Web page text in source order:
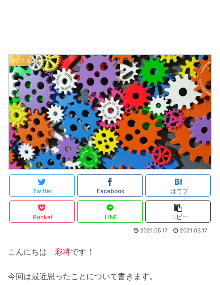
ビジネス
Twitter Facebook はてブ
Pocket LINE コピー
2021.05.17 2021.03.17
こんにちは 彩将です！
今回は最近思ったことについて書きます。